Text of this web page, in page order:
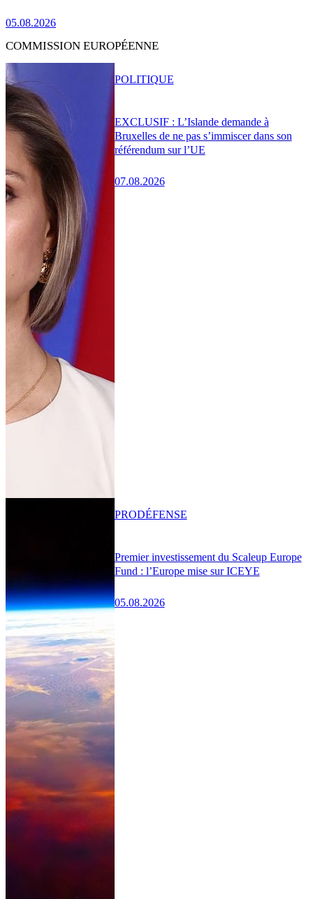
05.08.2026
COMMISSION EUROPÉENNE
EXCLUSIF : L’Islande demande à
Bruxelles de ne pas s’immiscer dans son
référendum sur l’UE
07.08.2026
POLITIQUE
Premier investissement du Scaleup Europe
Fund : l’Europe mise sur ICEYE
05.08.2026
PRODÉFENSE